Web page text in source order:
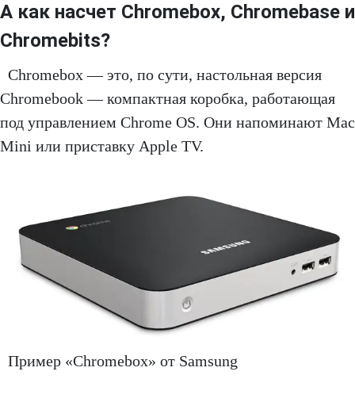
А как насчет Chromebox, Chromebase и
Chromebits?
Chromebox — это, по сути, настольная версия
Chromebook — компактная коробка, работающая
под управлением Chrome OS. Они напоминают Mac
Mini или приставку Apple TV.
Пример «Chromebox» от Samsung